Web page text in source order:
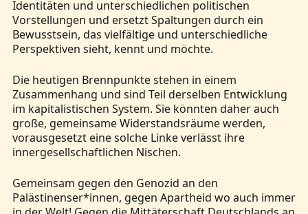
Identitäten und unterschiedlichen politischen
Vorstellungen und ersetzt Spaltungen durch ein
Bewusstsein, das vielfältige und unterschiedliche
Perspektiven sieht, kennt und möchte.
Die heutigen Brennpunkte stehen in einem
Zusammenhang und sind Teil derselben Entwicklung
im kapitalistischen System. Sie könnten daher auch
große, gemeinsame Widerstandsräume werden,
vorausgesetzt eine solche Linke verlässt ihre
innergesellschaftlichen Nischen.
Gemeinsam gegen den Genozid an den
Palästinenser*innen, gegen Apartheid wo auch immer